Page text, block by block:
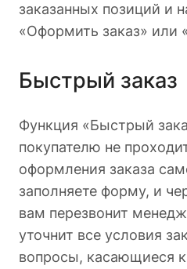
заказанных позиций и
«Оформить заказ» или
Быстрый заказ
Функция «Быстрый
покупателю не
оформления заказа
заполняете форму, и
вам перезвонит
уточнит все условия
вопросы, касающиеся